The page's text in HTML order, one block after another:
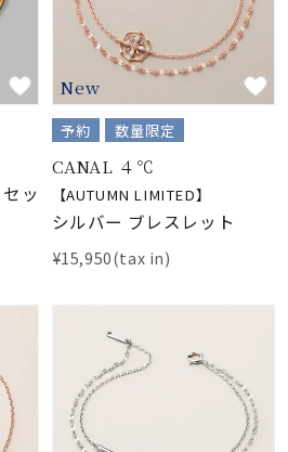
庫ありのみ すべて表示
ッ
New
予約 数量限定
CANAL ４℃
【AUTUMN LIMITED】
シルバー ブレスレット
¥15,950(tax in)